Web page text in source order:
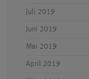
Juli 2019
Juni 2019
Mai 2019
April 2019